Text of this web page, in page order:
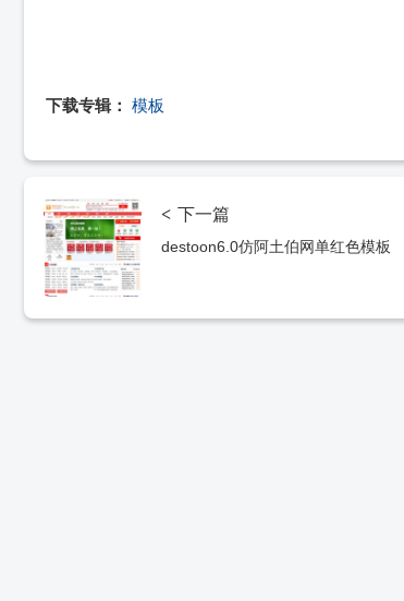
下载专辑： 模板
< 下一篇
destoon6.0仿阿土伯网单红色模板